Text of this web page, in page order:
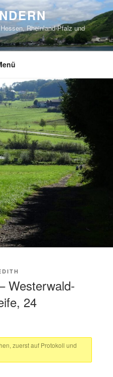
Rheinland-Pfalz und
Westerwald-
24
zuerst auf Protokoll und